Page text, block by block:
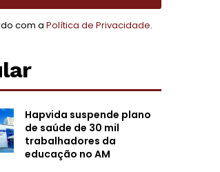
com a Política de Privacidade.
Hapvida suspende plano
de saúde de 30 mil
trabalhadores da
educação no AM